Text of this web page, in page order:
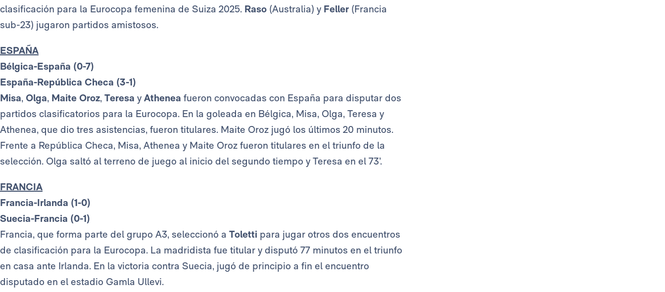
clasificación para la Eurocopa femenina de Suiza 2025. Raso (Australia) y Feller (Francia
sub-23) jugaron partidos amistosos.
ESPAÑA
Bélgica-España (0-7)
España-República Checa (3-1)
Misa, Olga, Maite Oroz, Teresa y Athenea fueron convocadas con España para disputar dos
partidos clasificatorios para la Eurocopa. En la goleada en Bélgica, Misa, Olga, Teresa y
Athenea, que dio tres asistencias, fueron titulares. Maite Oroz jugó los últimos 20 minutos.
Frente a República Checa, Misa, Athenea y Maite Oroz fueron titulares en el triunfo de la
selección. Olga saltó al terreno de juego al inicio del segundo tiempo y Teresa en el 73’.
FRANCIA
Francia-Irlanda (1-0)
Suecia-Francia (0-1)
Francia, que forma parte del grupo A3, seleccionó a Toletti para jugar otros dos encuentros
de clasificación para la Eurocopa. La madridista fue titular y disputó 77 minutos en el triunfo
en casa ante Irlanda. En la victoria contra Suecia, jugó de principio a fin el encuentro
disputado en el estadio Gamla Ullevi.